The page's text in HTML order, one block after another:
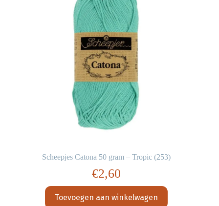
Scheepjes Catona 50 gram – Tropic (253)
€2,60
Toevoegen aan winkelwagen